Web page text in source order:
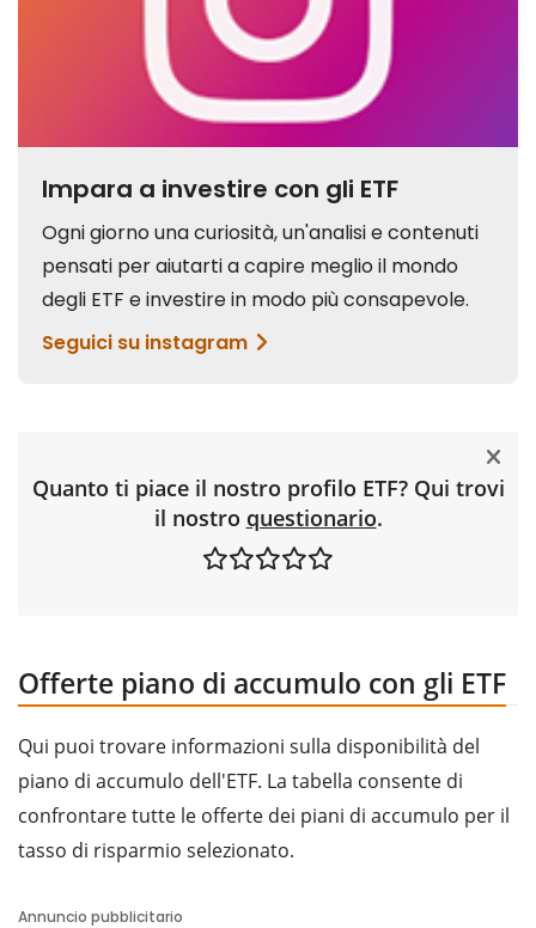
Quanto ti piace il nostro profilo ETF? Qui trovi
il nostro questionario.
Offerte piano di accumulo con gli ETF
Qui puoi trovare informazioni sulla disponibilità del
piano di accumulo dell'ETF. La tabella consente di
confrontare tutte le offerte dei piani di accumulo per il
tasso di risparmio selezionato.